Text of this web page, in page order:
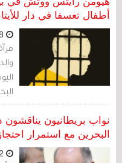
أطفال تعسفا في دار
بين 14 و15 سنة في مركز لرعاية الأطفال.
نواب بريطانيون
البحرين مع استمرار